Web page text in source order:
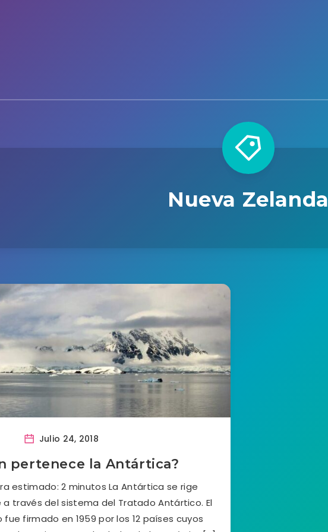
Nueva Zelanda
Julio 24, 2018
pertenece la Antártica?
estimado: 2 minutos La Antártica se rige
través del sistema del Tratado Antártico. El
firmado en 1959 por los 12 países cuyos